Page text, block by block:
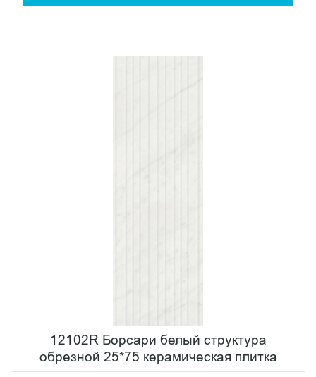
12102R Борсари белый структура
обрезной 25*75 керамическая плитка